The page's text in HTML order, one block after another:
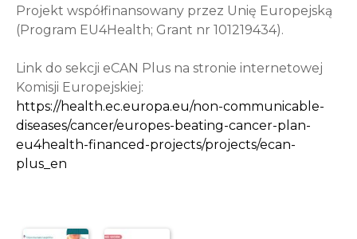
Projekt współfinansowany przez Unię Europejską
(Program EU4Health; Grant nr 101219434).
Link do sekcji eCAN Plus na stronie internetowej
Komisji Europejskiej:
https://health.ec.europa.eu/non-communicable-
diseases/cancer/europes-beating-cancer-plan-
eu4health-financed-projects/projects/ecan-
plus_en